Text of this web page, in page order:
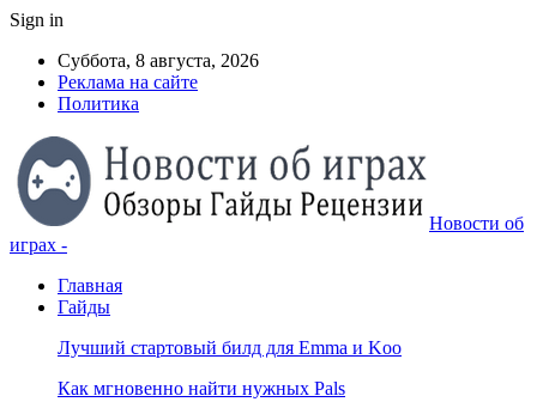
Sign in
Суббота, 8 августа, 2026
Реклама на сайте
Политика
Новости об
играх -
Главная
Гайды
Лучший стартовый билд для Emma и Koo
Как мгновенно найти нужных Pals